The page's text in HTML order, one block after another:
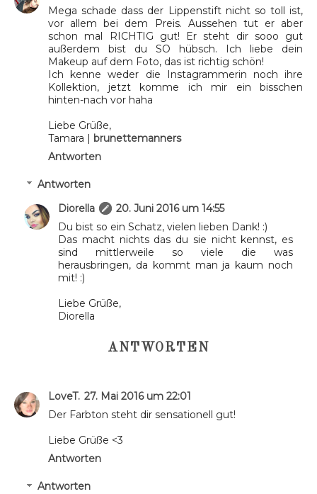
Mega schade dass der Lippenstift nicht so toll ist,
vor allem bei dem Preis. Aussehen tut er aber
schon mal RICHTIG gut! Er steht dir sooo gut
außerdem bist du SO hübsch. Ich liebe dein
Makeup auf dem Foto, das ist richtig schön!
Ich kenne weder die Instagrammerin noch ihre
Kollektion, jetzt komme ich mir ein bisschen
hinten-nach vor haha
Liebe Grüße,
Tamara | brunettemanners
Antworten
Antworten
Diorella
20. Juni 2016 um 14:55
Du bist so ein Schatz, vielen lieben Dank! :)
Das macht nichts das du sie nicht kennst, es
sind mittlerweile so viele die was
herausbringen, da kommt man ja kaum noch
mit! :)
Liebe Grüße,
Diorella
ANTWORTEN
LoveT. 27. Mai 2016 um 22:01
Der Farbton steht dir sensationell gut!
Liebe Grüße <3
Antworten
Antworten